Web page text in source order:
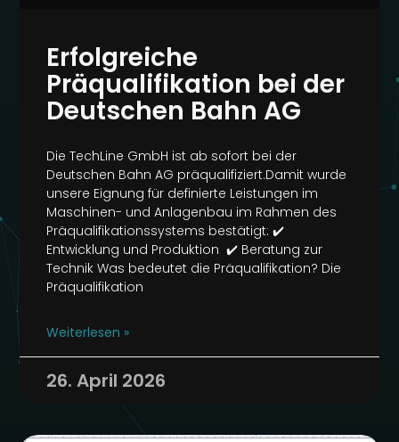
Erfolgreiche
Präqualifikation bei der
Deutschen Bahn AG
Die TechLine GmbH ist ab sofort bei der
Deutschen Bahn AG präqualifiziert.Damit wurde
unsere Eignung für definierte Leistungen im
Maschinen- und Anlagenbau im Rahmen des
Präqualifikationssystems bestätigt: ✔️
Entwicklung und Produktion ✔️ Beratung zur
Technik Was bedeutet die Präqualifikation? Die
Präqualifikation
Weiterlesen »
26. April 2026